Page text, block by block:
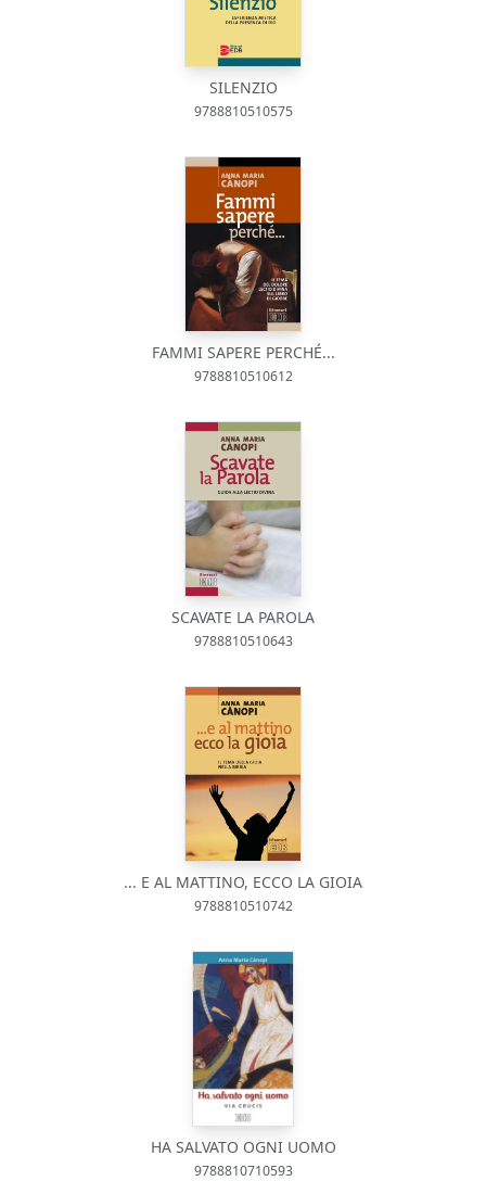
SILENZIO
9788810510575
FAMMI SAPERE PERCHÉ...
9788810510612
SCAVATE LA PAROLA
9788810510643
... E AL MATTINO, ECCO LA GIOIA
9788810510742
HA SALVATO OGNI UOMO
9788810710593